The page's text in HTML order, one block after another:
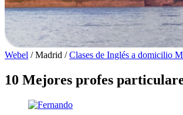
Webel / Madrid / Clases de Inglés a domicilio
10 Mejores profes